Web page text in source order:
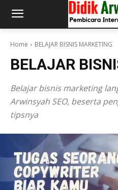
Home BELAJAR BISNIS MARKETING
BELAJAR
Belajar bisnis marketing
Arwinsyah SEO, beserta
tipsnya